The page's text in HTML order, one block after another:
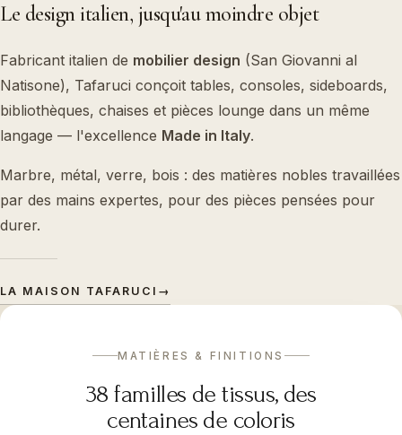
Le design italien, jusqu'au moindre objet
Fabricant italien de mobilier design (San Giovanni al
Natisone), Tafaruci conçoit tables, consoles, sideboards,
bibliothèques, chaises et pièces lounge dans un même
langage — l'excellence Made in Italy.
Marbre, métal, verre, bois : des matières nobles travaillées
par des mains expertes, pour des pièces pensées pour
durer.
LA MAISON TAFARUCI →
MATIÈRES & FINITIONS
38 familles de tissus, des
centaines de coloris